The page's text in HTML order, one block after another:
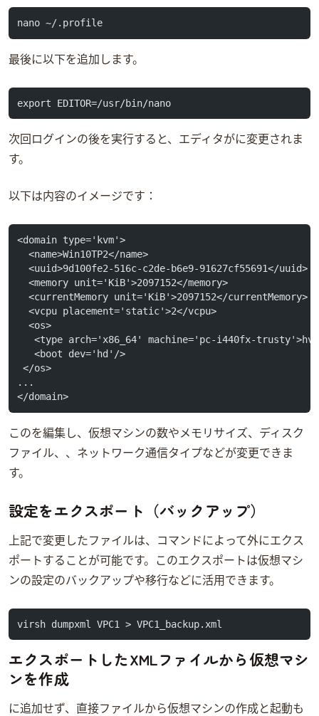
nano ~/.profile
最後に以下を追加します。
export EDITOR=/usr/bin/nano
次回ログインの後virsh editを実行すると、エディタがnanoに変更されま
す。
以下はXML内容のイメージです：
<domain type='kvm'>
  <name>Win10TP2</name>
  <uuid>9d100fe2-516c-c2de-b6e9-91627cf55691</uuid>
  <memory unit='KiB'>2097152</memory>
  <currentMemory unit='KiB'>2097152</currentMemory>
  <vcpu placement='static'>2</vcpu>
  <os>
<type arch='x86_64' machine='pc-i440fx-
   <boot dev='hd'/>
</os>
...
</domain>
このXMLを編集し、仮想マシンのCPU数やメモリサイズ、ディスク
ファイル、CDROM、ネットワーク通信タイプなどが変更できま
す。
設定をエクスポート（バックアップ）
上記で変更したXMLファイルは、virsh dumpxmlコマンドによって外にエクス
ポートすることが可能です。このエクスポートは仮想マシ
ンの設定のバックアップや移行などに活用できます。
virsh dumpxml VPC1 > VPC1_backup.xml
エクスポートしたXMLファイルから仮想マシ
ンを作成
virsh listに追加せず、直接xmlファイルから仮想マシンの作成と起動も